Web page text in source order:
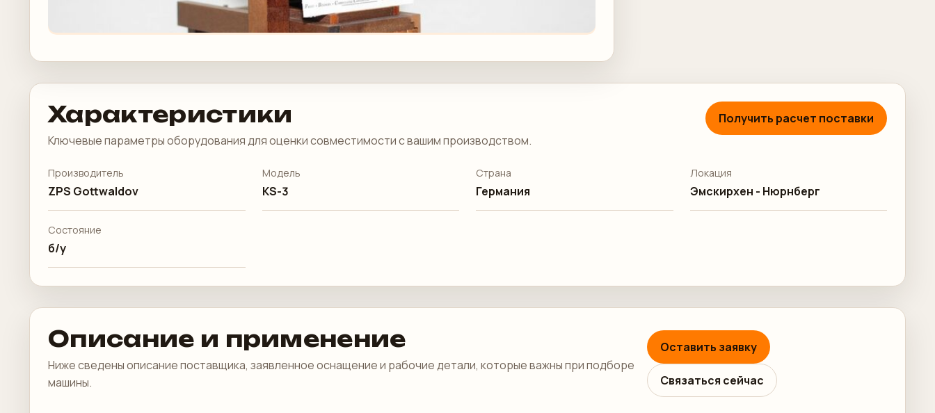
Характеристики
Ключевые параметры оборудования для оценки совместимости с вашим производством.
Получить расчет поставки
Производитель
ZPS Gottwaldov
Модель
KS-3
Страна
Германия
Локация
Эмскирхен - Нюрнберг
Состояние
б/у
Описание и применение
Ниже сведены описание поставщика, заявленное оснащение и рабочие детали, которые важны при подборе
машины.
Оставить заявку
Связаться сейчас